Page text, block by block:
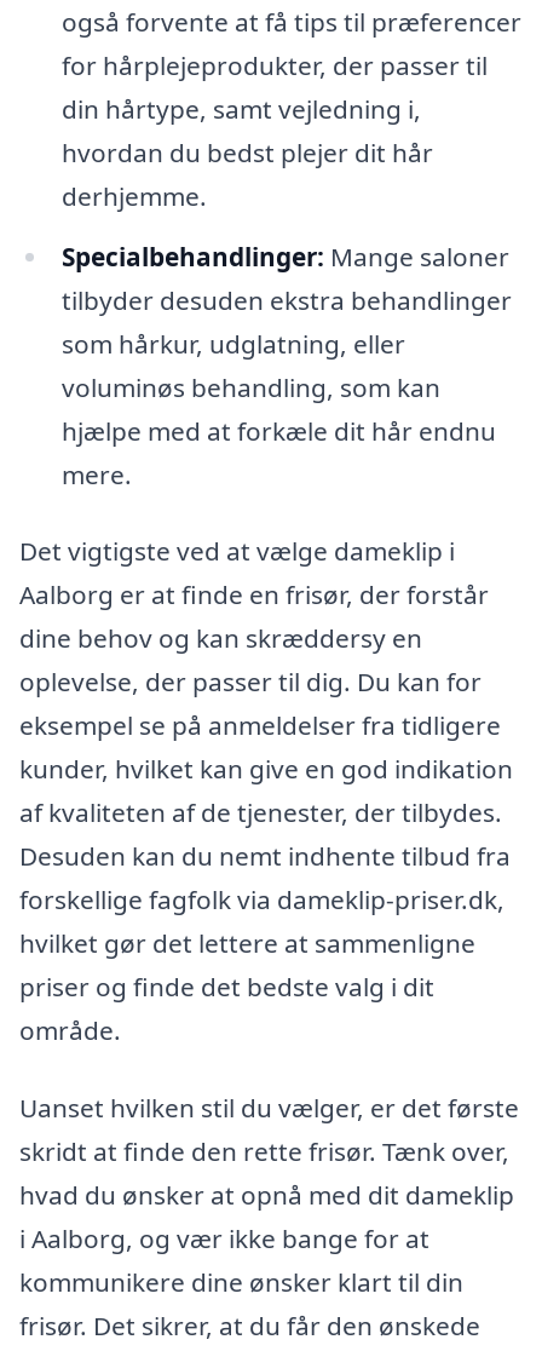
også forvente at få tips til præferencer
for hårplejeprodukter, der passer til
din hårtype, samt vejledning i,
hvordan du bedst plejer dit hår
derhjemme.
Specialbehandlinger: Mange saloner
tilbyder desuden ekstra behandlinger
som hårkur, udglatning, eller
voluminøs behandling, som kan
hjælpe med at forkæle dit hår endnu
mere.
Det vigtigste ved at vælge dameklip i
Aalborg er at finde en frisør, der forstår
dine behov og kan skræddersy en
oplevelse, der passer til dig. Du kan for
eksempel se på anmeldelser fra tidligere
kunder, hvilket kan give en god indikation
af kvaliteten af de tjenester, der tilbydes.
Desuden kan du nemt indhente tilbud fra
forskellige fagfolk via dameklip-priser.dk,
hvilket gør det lettere at sammenligne
priser og finde det bedste valg i dit
område.
Uanset hvilken stil du vælger, er det første
skridt at finde den rette frisør. Tænk over,
hvad du ønsker at opnå med dit dameklip
i Aalborg, og vær ikke bange for at
kommunikere dine ønsker klart til din
frisør. Det sikrer, at du får den ønskede